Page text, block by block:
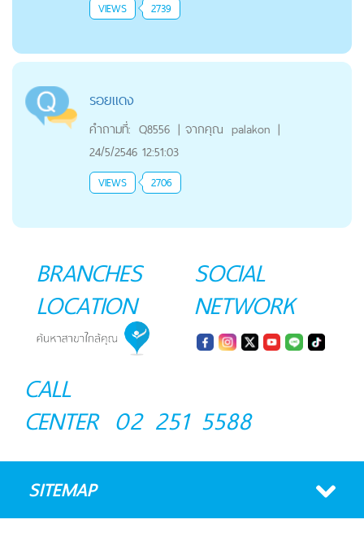
VIEWS 2739
รอยแดง
คำถามที่: Q8556 | จากคุณ palakon |
24/5/2546 12:51:03
VIEWS 2706
BRANCHES
LOCATION
SOCIAL
NETWORK
CALL
CENTER 02 251 5588
SITEMAP